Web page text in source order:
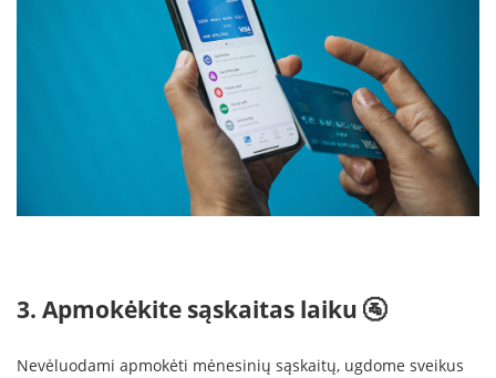
3. Apmokėkite sąskaitas laiku 🚰
Nevėluodami apmokėti mėnesinių sąskaitų, ugdome sveikus